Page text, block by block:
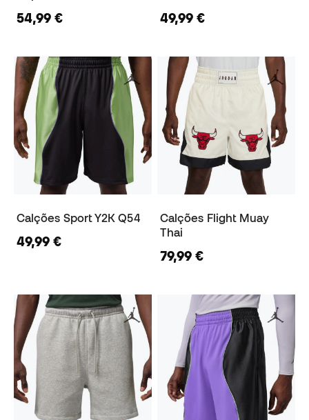
54,99 € 49,99 €
Calções Sport Y2K Q54
49,99 €
Calções Flight Muay
Thai
79,99 €